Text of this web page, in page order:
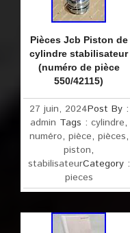
Pièces Jcb Piston de
cylindre stabilisateur
(numéro de pièce
550/42115)
27 juin, 2024Post By :
admin Tags :cylindre,
numéro, pièce, pièces,
piston,
stabilisateurCategory :
pieces